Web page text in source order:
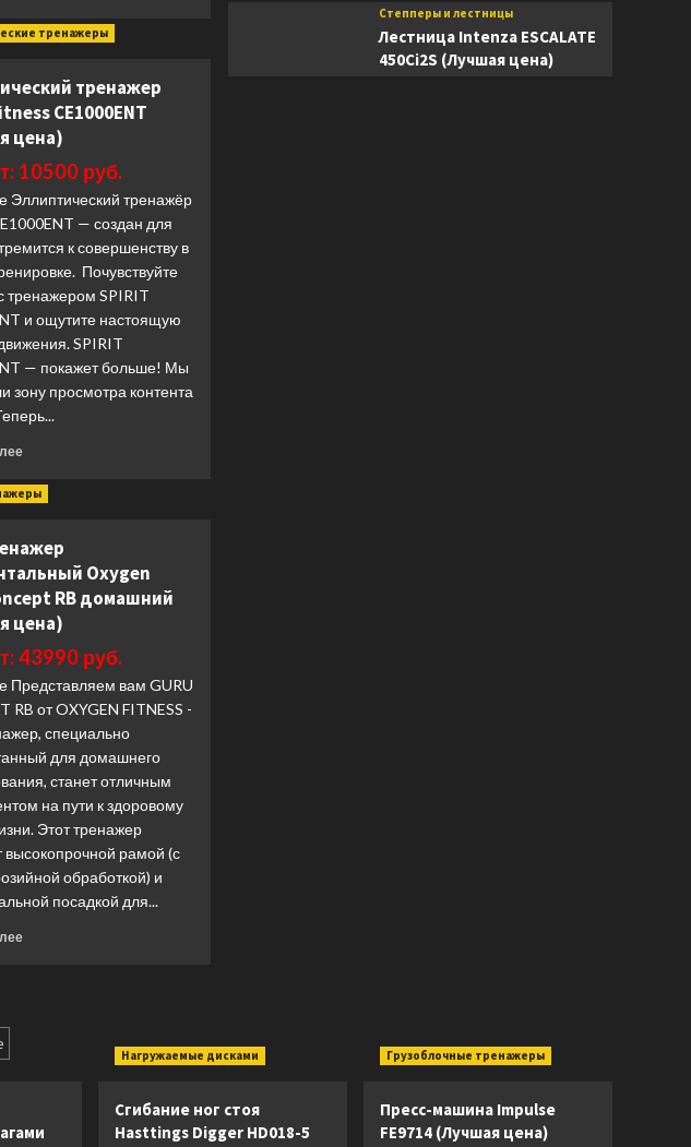
о
Matrix
Lifestyle
Touch
(Лучшая
цена)
тренажеры
тренажер
CE1000ENT
цена)
10500 руб.
Эллиптический тренажёр
— создан для
к совершенству в
Почувствуйте
тренажером SPIRIT
и ощутите настоящую
SPIRIT
— покажет больше! Мы
зону просмотра контента
Прочитать
о
Spirit
Fitness
CE1000ENT
(Лучшая
цена)
Oxygen
RB домашний
цена)
43990 руб.
Представляем вам GURU
RB от OXYGEN FITNESS -
специально
для домашнего
станет отличным
на пути к здоровому
Этот тренажер
высокопрочной рамой (с
обработкой) и
посадкой для...
Прочитать
(Лучшая
Степперы и лестницы
Лестница Intenza ESCALATE
450Ci2S (Лучшая цена)
Нагружаемые дисками
Сгибание ног стоя
Hasttings Digger HD018-5
Грузоблочные тренажеры
Пресс-машина Impulse
FE9714 (Лучшая цена)